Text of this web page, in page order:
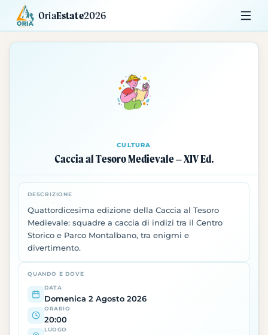
OriaEstate2026
Calendario Mostre Siti da Visitare
CULTURA
Caccia al Tesoro Medievale – XIV Ed.
DESCRIZIONE
Quattordicesima edizione della Caccia al Tesoro
Medievale: squadre a caccia di indizi tra il Centro
Storico e Parco Montalbano, tra enigmi e
divertimento.
QUANDO E DOVE
DATA
Domenica 2 Agosto 2026
ORARIO
20:00
LUOGO